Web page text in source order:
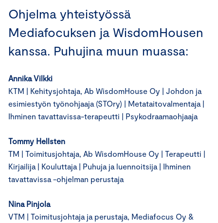
Ohjelma yhteistyössä
Mediafocuksen ja WisdomHousen
kanssa. Puhujina muun muassa:
Annika Vilkki
KTM | Kehitysjohtaja, Ab WisdomHouse Oy | Johdon ja
esimiestyön työnohjaaja (STOry) | Metataitovalmentaja |
Ihminen tavattavissa-terapeutti | Psykodraamaohjaaja
Tommy Hellsten
TM | Toimitusjohtaja, Ab WisdomHouse Oy | Terapeutti |
Kirjailija | Kouluttaja | Puhuja ja luennoitsija | Ihminen
tavattavissa -ohjelman perustaja
Nina Pinjola
VTM | Toimitusjohtaja ja perustaja, Mediafocus Oy &